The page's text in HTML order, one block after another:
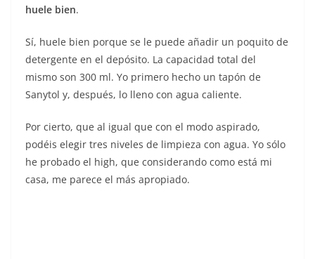
huele bien.
Sí, huele bien porque se le puede añadir un poquito de
detergente en el depósito. La capacidad total del
mismo son 300 ml. Yo primero hecho un tapón de
Sanytol y, después, lo lleno con agua caliente.
Por cierto, que al igual que con el modo aspirado,
podéis elegir tres niveles de limpieza con agua. Yo sólo
he probado el high, que considerando como está mi
casa, me parece el más apropiado.